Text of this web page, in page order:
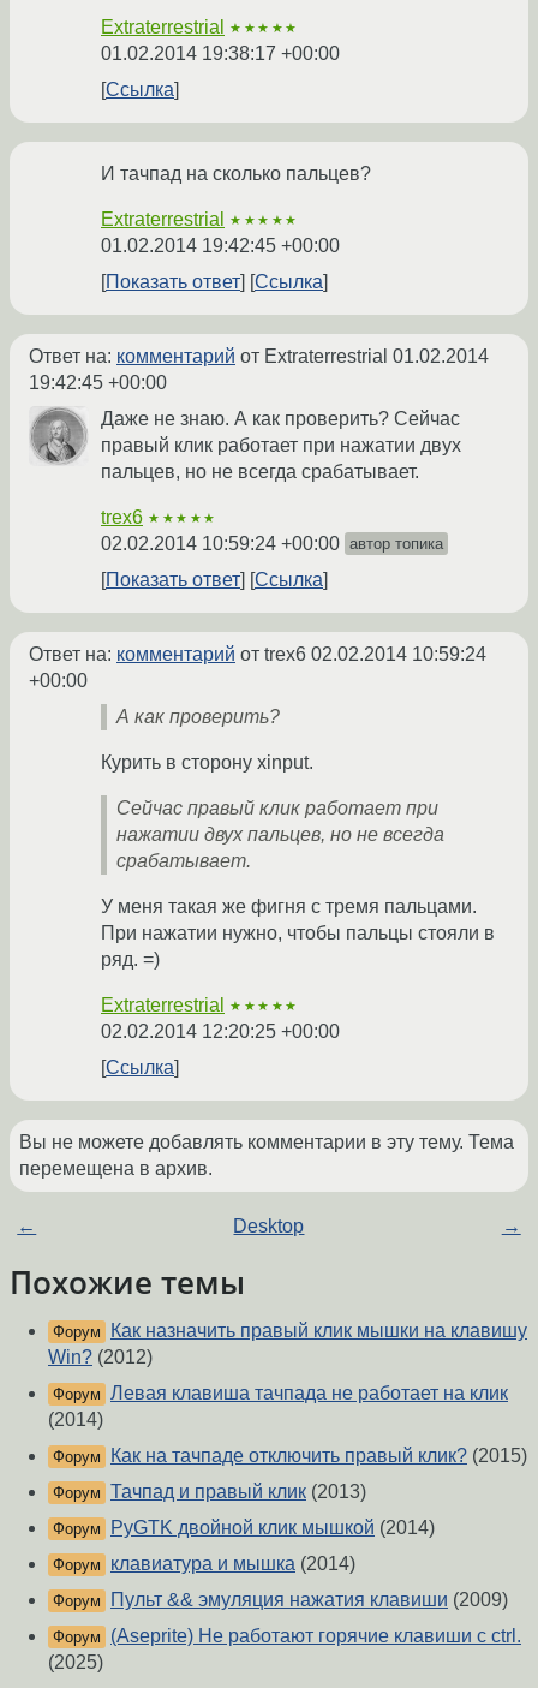
Extraterrestrial ★★★★★
01.02.2014 19:38:17 +00:00
Ссылка
И тачпад на сколько пальцев?
Extraterrestrial ★★★★★
01.02.2014 19:42:45 +00:00
Показать ответ
Ссылка
Ответ на: комментарий от Extraterrestrial 01.02.2014
19:42:45 +00:00
Даже не знаю. А как проверить? Сейчас
правый клик работает при нажатии двух
пальцев, но не всегда срабатывает.
trex6 ★★★★★
02.02.2014 10:59:24 +00:00 автор топика
Показать ответ Ссылка
Ответ на: комментарий от trex6 02.02.2014 10:59:24
+00:00
А как проверить?
Курить в сторону xinput.
Сейчас правый клик работает при
нажатии двух пальцев, но не всегда
срабатывает.
У меня такая же фигня с тремя пальцами.
При нажатии нужно, чтобы пальцы стояли в
ряд. =)
Extraterrestrial ★★★★★
02.02.2014 12:20:25 +00:00
Ссылка
Вы не можете добавлять комментарии в эту тему. Тема
перемещена в архив.
← Desktop →
Похожие темы
Форум
Как назначить правый клик мышки на клавишу
Win? (2012)
Форум Левая клавиша тачпада не работает на клик
(2014)
Форум Как на тачпаде отключить правый клик? (2015)
Форум Тачпад и правый клик (2013)
Форум PyGTK двойной клик мышкой (2014)
Форум клавиатура и мышка (2014)
Форум Пульт && эмуляция нажатия клавиши (2009)
Форум
(Aseprite) Не работают горячие клавиши с ctrl.
(2025)